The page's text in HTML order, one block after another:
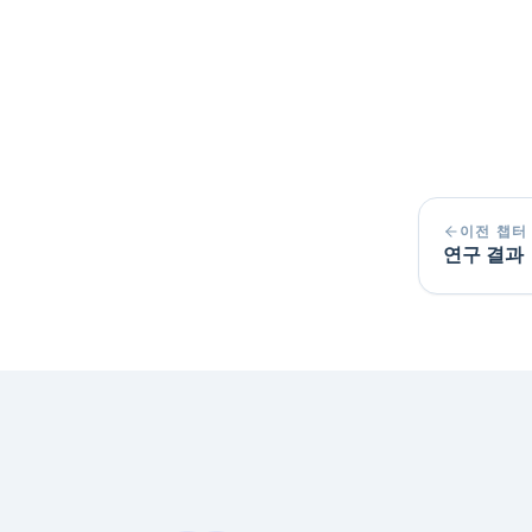
이전 챕터
연구 결과